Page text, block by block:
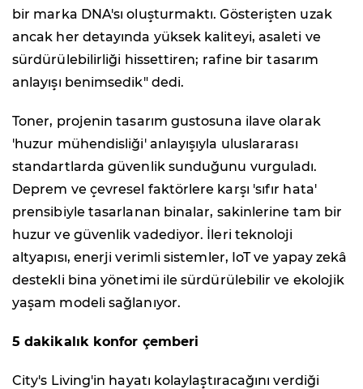
bir marka DNA'sı oluşturmaktı. Gösterişten uzak
ancak her detayında yüksek kaliteyi, asaleti ve
sürdürülebilirliği hissettiren; rafine bir tasarım
anlayışı benimsedik" dedi.
Toner, projenin tasarım gustosuna ilave olarak
'huzur mühendisliği' anlayışıyla uluslararası
standartlarda güvenlik sunduğunu vurguladı.
Deprem ve çevresel faktörlere karşı 'sıfır hata'
prensibiyle tasarlanan binalar, sakinlerine tam bir
huzur ve güvenlik vadediyor. İleri teknoloji
altyapısı, enerji verimli sistemler, IoT ve yapay zekâ
destekli bina yönetimi ile sürdürülebilir ve ekolojik
yaşam modeli sağlanıyor.
5 dakikalık konfor çemberi
City's Living'in hayatı kolaylaştıracağını verdiği